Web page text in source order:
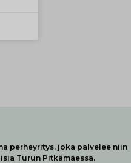
perheyritys, joka palvelee niin
Turun Pitkämäessä.